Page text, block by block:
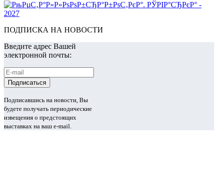
ПОДПИСКА НА НОВОСТИ
Введите адрес Вашей
электронной почты:
Подписавшись на новости, Вы
будете получать периодические
извещения о предстоящих
выставках на ваш e-mail.